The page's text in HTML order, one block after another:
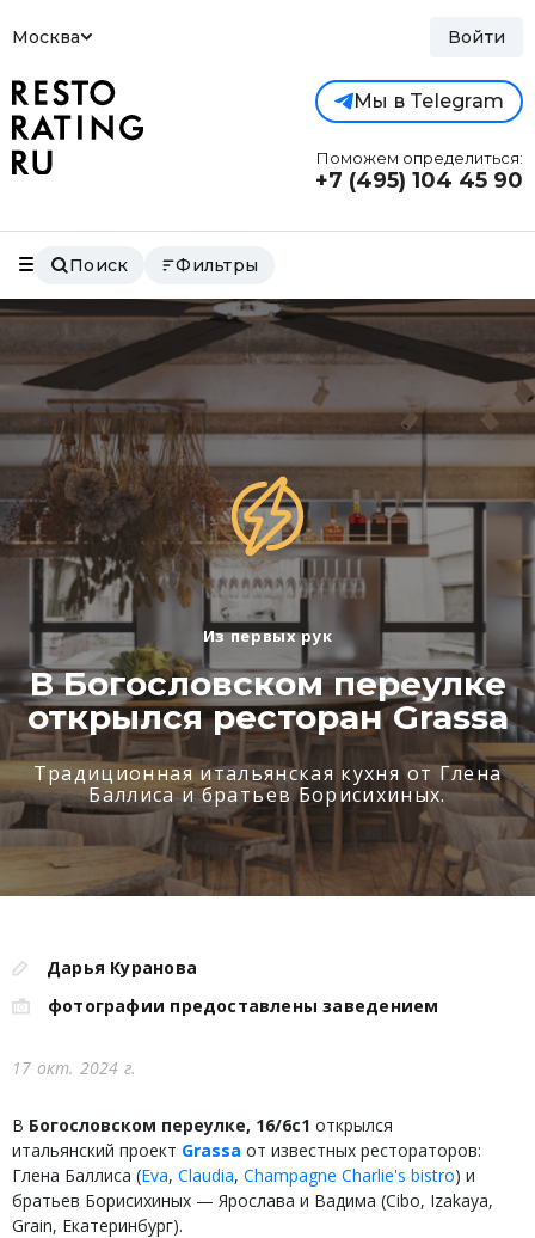
Москва Войти
Мы в Telegram
Поможем определиться:
+7 (495) 104 45 90
Поиск Фильтры
Из первых рук
В Богословском переулке
открылся ресторан Grassa
Традиционная итальянская кухня от Глена
Баллиса и братьев Борисихиных.
Дарья Куранова
фотографии предоставлены заведением
17 окт. 2024 г.
В Богословском переулке, 16/6с1 открылся
итальянский проект Grassa от известных рестораторов:
Глена Баллиса (Eva, Claudia, Champagne Charlie's bistro) и
братьев Борисихиных — Ярослава и Вадима (Cibo, Izakaya,
Grain, Екатеринбург).